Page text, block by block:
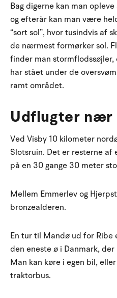
Bag digerne kan man
og efterår kan man være
“sort sol”, hvor tusindvis af
de nærmest formørker sol.
finder man
har stået under de
ramt området.
Udflugter nær
Ved Visby 10 kilometer
Slotsruin. Det er resterne
på en 30 gange 30 meter
Mellem Emmerlev og
bronzealderen.
En tur til Mandø ud for Ribe
den eneste ø i Danmark,
Man kan køre i egen bil,
traktorbus.